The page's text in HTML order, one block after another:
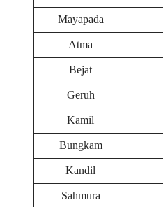
Mayapada
Atma
Bejat
Geruh
Kamil
Bungkam
Kandil
Sahmura